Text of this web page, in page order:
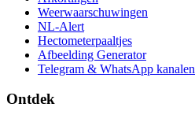
Weerwaarschuwingen
NL-Alert
Hectometerpaaltjes
Afbeelding Generator
Telegram & WhatsApp kanalen
Ontdek